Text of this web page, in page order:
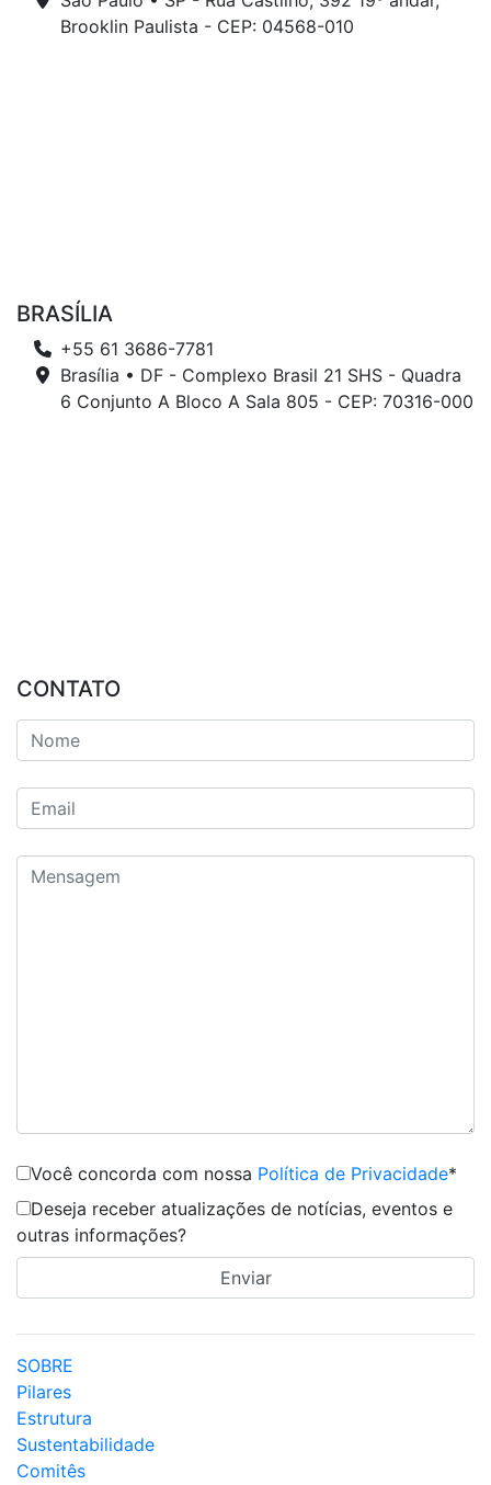
Brooklin Paulista - CEP: 04568-010
BRASÍLIA
+55 61 3686-7781
Brasília • DF - Complexo Brasil 21 SHS - Quadra
6 Conjunto A Bloco A Sala 805 - CEP: 70316-000
CONTATO
Você concorda com nossa Política de Privacidade*
Deseja receber atualizações de notícias, eventos e
outras informações?
SOBRE
Pilares
Estrutura
Sustentabilidade
Comitês